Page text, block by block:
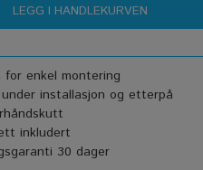
for enkel montering
installasjon og etterpå
inkludert
30 dager